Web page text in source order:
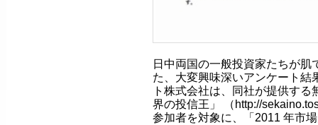
日中両国の一般投資家たちが肌
た、大変興味深いアンケート結
ト株式会社は、同社が提供す
界の投信王」 （http://
参加者を対象に、「2011 年市